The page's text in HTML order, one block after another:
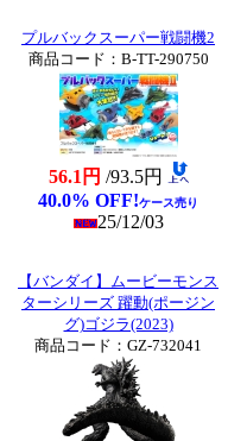
プルバックスーパー戦闘機2
商品コード：B-TT-290750
56.1円 /93.5円
40.0% OFF!ケース売り
25/12/03
【バンダイ】ムービーモンス
ターシリーズ 躍動(ポージン
グ)ゴジラ(2023)
商品コード：GZ-732041